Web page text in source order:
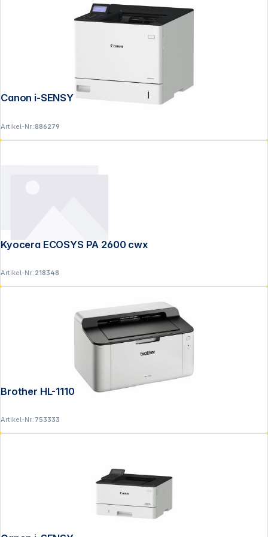
Canon i-SENSYS LBP 361 dw
Artikel-Nr.:886279
Kyocera ECOSYS PA 2600 cwx
Artikel-Nr.:218348
Brother HL-1110
Artikel-Nr.:753333
Copyright © 2001 - 2026 DGH - Alle Rechte vorbehalten.